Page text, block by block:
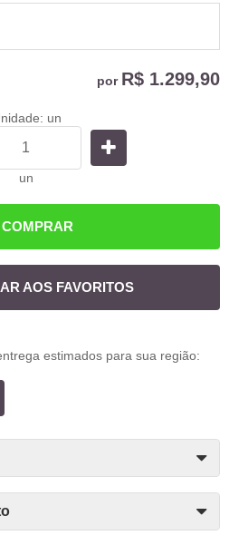
por R$ 1.299,90
un
un
COMPRAR
AOS FAVORITOS
estimados para sua região: